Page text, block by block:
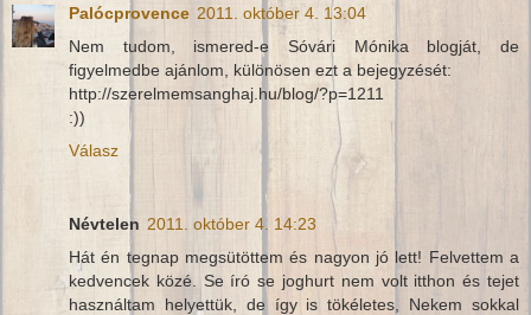
Palócprovence 2011. október 4. 13:04
Nem tudom, ismered-e Sóvári Mónika blogját, de
figyelmedbe ajánlom, különösen ezt a bejegyzését:
http://szerelmemsanghaj.hu/blog/?p=1211
:))
Válasz
Névtelen 2011. október 4. 14:23
Hát én tegnap megsütöttem és nagyon jó lett! Felvettem a
kedvencek közé. Se író se joghurt nem volt itthon és tejet
használtam helyettük, de így is tökéletes, Nekem sokkal